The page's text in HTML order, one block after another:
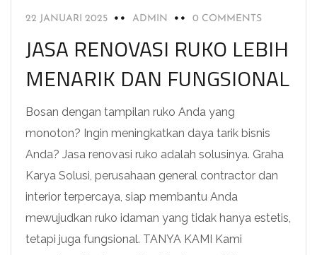
22 JANUARI 2025 ADMIN 0 COMMENTS
JASA RENOVASI RUKO LEBIH
MENARIK DAN FUNGSIONAL
Bosan dengan tampilan ruko Anda yang
monoton? Ingin meningkatkan daya tarik bisnis
Anda? Jasa renovasi ruko adalah solusinya. Graha
Karya Solusi, perusahaan general contractor dan
interior terpercaya, siap membantu Anda
mewujudkan ruko idaman yang tidak hanya estetis,
tetapi juga fungsional. TANYA KAMI Kami